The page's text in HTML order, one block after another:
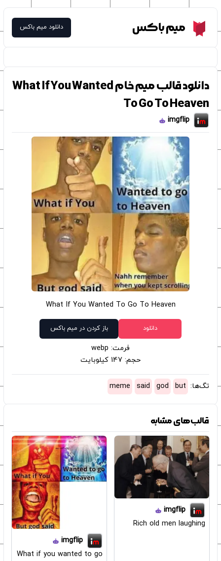
Meme Boxمیم باکس دانلود میم باکس
دانلود قالب میم خام What If You Wanted
To Go To Heaven
imgflip
What If You Wanted To Go To Heaven
دانلود باز کردن در میم باکس
فرمت: webp
حجم: 147 کیلوبایت
تگ‌ها: but
god
said
meme
قالب‌های مشابه
imgflip
Rich old men laughing
imgflip
What if you wanted to go